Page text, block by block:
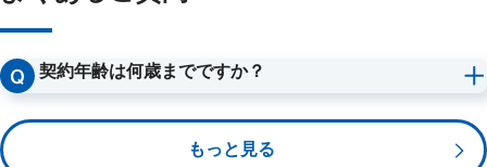
契約年齢は何歳までですか？
で ※ 、契約者は２０～６０歳までです。
被保険者となられるお子さまの出生予定日が140日以内であれば、出生前
もっと見る